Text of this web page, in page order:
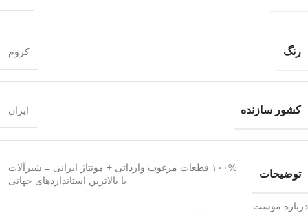
رنگ کروم
کشور سازنده ایران
توضیحات
۱۰۰% قطعات مرغوب وارداتی + مونتاژ ایرانی = شیرآلات
با بالاترین استانداردهای جهانی
درباره موست